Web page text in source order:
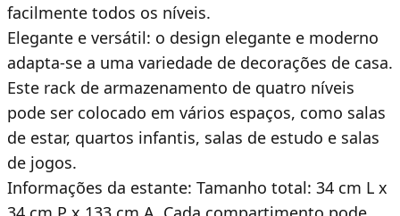
facilmente todos os níveis.
Elegante e versátil: o design elegante e moderno
adapta-se a uma variedade de decorações de casa.
Este rack de armazenamento de quatro níveis
pode ser colocado em vários espaços, como salas
de estar, quartos infantis, salas de estudo e salas
de jogos.
Informações da estante: Tamanho total: 34 cm L x